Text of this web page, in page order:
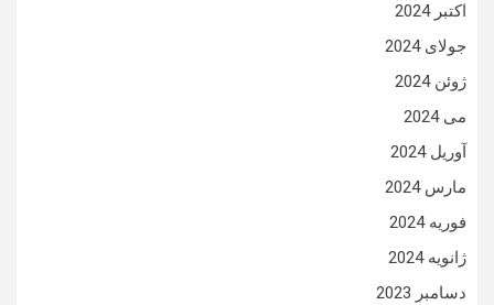
اکتبر 2024
جولای 2024
ژوئن 2024
می 2024
آوریل 2024
مارس 2024
فوریه 2024
ژانویه 2024
دسامبر 2023